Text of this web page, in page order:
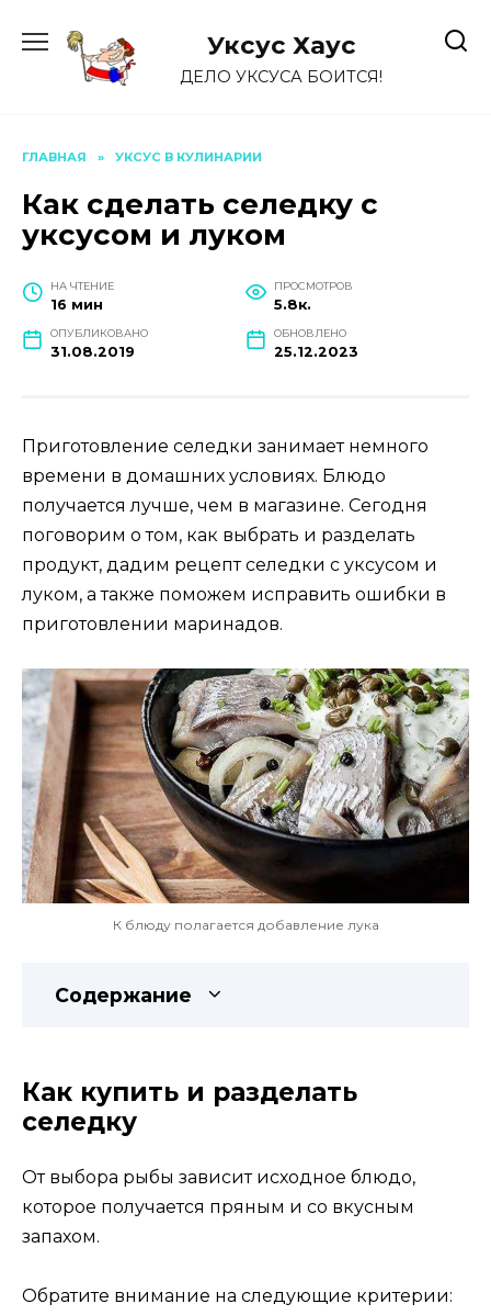
содержанию
Уксус Хауc
ДЕЛО УКСУСА БОИТСЯ!
ГЛАВНАЯ » УКСУС В КУЛИНАРИИ
Как сделать селедку с
уксусом и луком
НА ЧТЕНИЕ
16 мин
ПРОСМОТРОВ
5.8к.
ОПУБЛИКОВАНО
31.08.2019
ОБНОВЛЕНО
25.12.2023
Приготовление селедки занимает немного
времени в домашних условиях. Блюдо
получается лучше, чем в магазине. Сегодня
поговорим о том, как выбрать и разделать
продукт, дадим рецепт селедки с уксусом и
луком, а также поможем исправить ошибки в
приготовлении маринадов.
К блюду полагается добавление лука
Содержание
Как купить и разделать
селедку
От выбора рыбы зависит исходное блюдо,
которое получается пряным и со вкусным
запахом.
Обратите внимание на следующие критерии: